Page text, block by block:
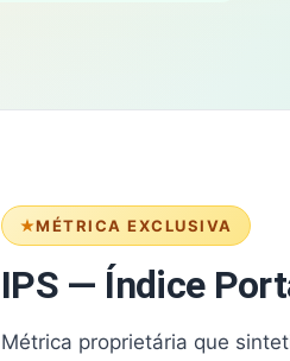
MÉTRICA EXCLUSIVA
IPS — Índice
Métrica proprietária que